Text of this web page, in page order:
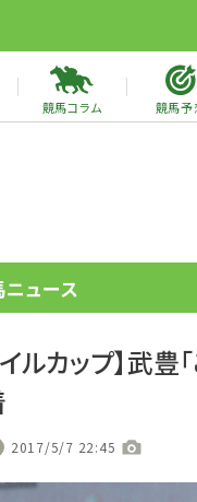
競馬コラム 競馬予
ュース
ルカップ】武豊
2017/5/7 22:45